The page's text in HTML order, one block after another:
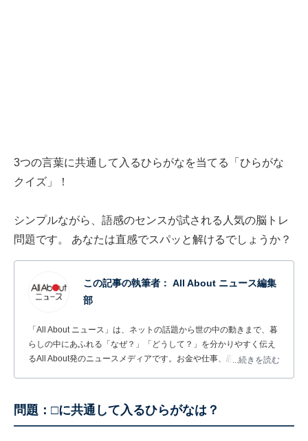
3つの言葉に共通して入るひらがなを当てる「ひらがな
クイズ」！
シンプルながら、語感のセンスが試される人気の脳トレ
問題です。 あなたは直感でスパッと解けるでしょうか？
この記事の執筆者： All About ニュース編集
部
「All About ニュース」は、ネットの話題から世の中の動きまで、暮
らしの中にあふれる「なぜ？」「どうして？」を分かりやすく伝え
るAll About発のニュースメディアです。お金や仕事、恋愛、ITに関
...続きを読む
問題：□に共通して入るひらがなは？